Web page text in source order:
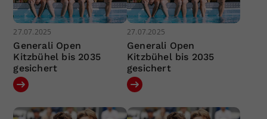
27.07.2025
Generali Open
Kitzbühel bis 2035
gesichert
27.07.2025
Generali Open
Kitzbühel bis 2035
gesichert